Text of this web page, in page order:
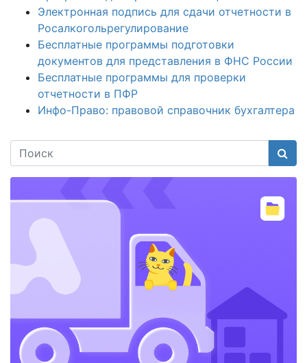
Электронная подпись для сдачи отчетности в
Росалкогольрегулирование
Бесплатные программы подготовки
документов для представления в ФНС России
Бесплатные программы для проверки
отчетности в ПФР
Инфо-Право: правовой справочник бухгалтера